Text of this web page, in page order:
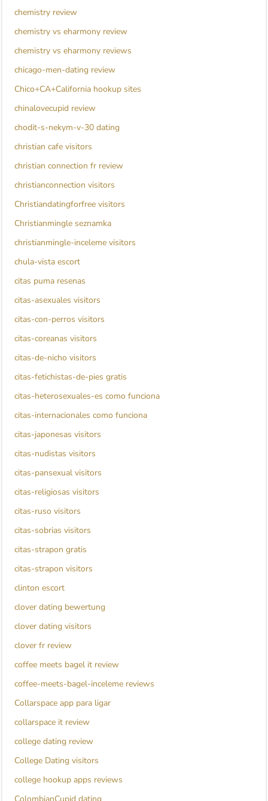
chemistry review
chemistry vs eharmony review
chemistry vs eharmony reviews
chicago-men-dating review
Chico+CA+California hookup sites
chinalovecupid review
chodit-s-nekym-v-30 dating
christian cafe visitors
christian connection fr review
christianconnection visitors
Christiandatingforfree visitors
Christianmingle seznamka
christianmingle-inceleme visitors
chula-vista escort
citas puma resenas
citas-asexuales visitors
citas-con-perros visitors
citas-coreanas visitors
citas-de-nicho visitors
citas-fetichistas-de-pies gratis
citas-heterosexuales-es como funciona
citas-internacionales como funciona
citas-japonesas visitors
citas-nudistas visitors
citas-pansexual visitors
citas-religiosas visitors
citas-ruso visitors
citas-sobrias visitors
citas-strapon gratis
citas-strapon visitors
clinton escort
clover dating bewertung
clover dating visitors
clover fr review
coffee meets bagel it review
coffee-meets-bagel-inceleme reviews
Collarspace app para ligar
collarspace it review
college dating review
College Dating visitors
college hookup apps reviews